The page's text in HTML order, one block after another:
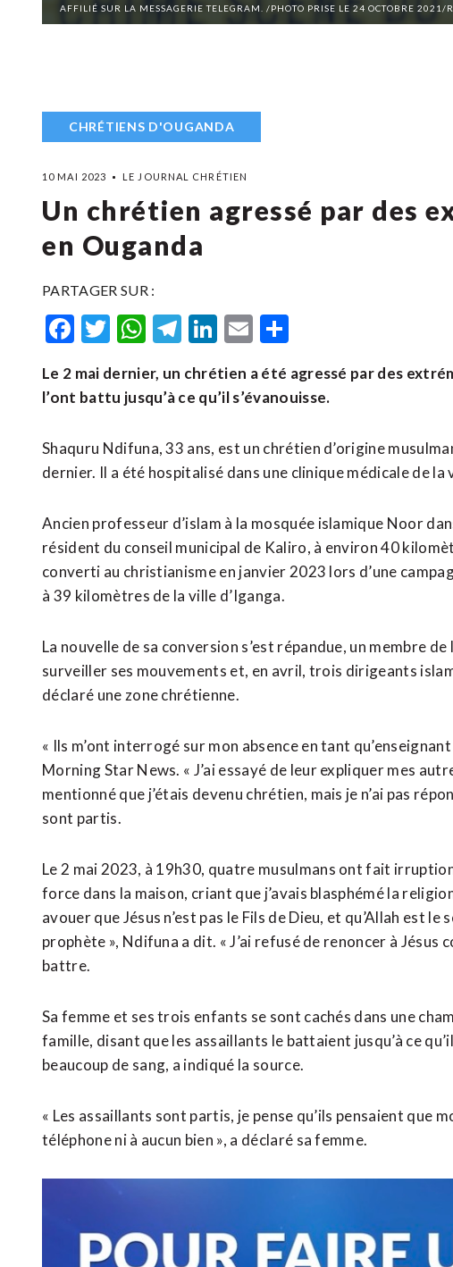
AFFILIÉ SUR LA MESSAGERIE TELEGRAM. /PHOTO PRISE LE 24 OCTOBRE
CHRÉTIENS D'OUGANDA
10 MAI 2023 LE JOURNAL CHRÉTIEN
Un chrétien agressé par des
en Ouganda
PARTAGER SUR :
Facebook
Twitter
WhatsApp
Telegram
LinkedIn
Email
Le 2 mai dernier, un chrétien a été agressé par des
l’ont battu jusqu’à ce qu’il s’évanouisse.
Shaquru Ndifuna, 33 ans, est un chrétien d’origine
dernier. Il a été hospitalisé dans une clinique médicale de
Ancien professeur d’islam à la mosquée islamique Noor
résident du conseil municipal de Kaliro, à environ 40
converti au christianisme en janvier 2023 lors d’une
à 39 kilomètres de la ville d’Iganga.
La nouvelle de sa conversion s’est répandue, un membre
surveiller ses mouvements et, en avril, trois dirigeants
déclaré une zone chrétienne.
« Ils m’ont interrogé sur mon absence en tant
Morning Star News. « J’ai essayé de leur expliquer mes
mentionné que j’étais devenu chrétien, mais je n’ai pas
sont partis.
Le 2 mai 2023, à 19h30, quatre musulmans ont fait
force dans la maison, criant que j’avais blasphémé la
avouer que Jésus n’est pas le Fils de Dieu, et qu’Allah est
prophète », Ndifuna a dit. « J’ai refusé de renoncer à Jésus
battre.
Sa femme et ses trois enfants se sont cachés dans une
famille, disant que les assaillants le battaient jusqu’à ce
beaucoup de sang, a indiqué la source.
« Les assaillants sont partis, je pense qu’ils pensaient que
téléphone ni à aucun bien », a déclaré sa femme.